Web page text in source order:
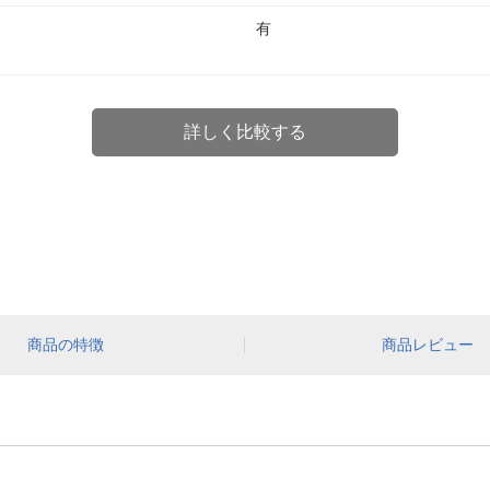
有
詳しく比較する
商品の特徴 商品レビュー